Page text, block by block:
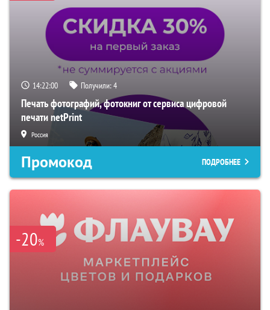
14:21:59 Получили:4
Печать фотографий, фотокниг от сервиса цифровой
печати netPrint
Россия
Промокод ПОДРОБНЕЕ
-20%